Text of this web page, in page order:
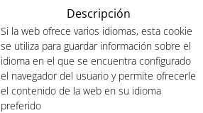
Descripción
Si la web ofrece varios idiomas, esta cookie
se utiliza para guardar información sobre el
idioma en el que se encuentra configurado
el navegador del usuario y permite ofrecerle
el contenido de la web en su idioma
preferido